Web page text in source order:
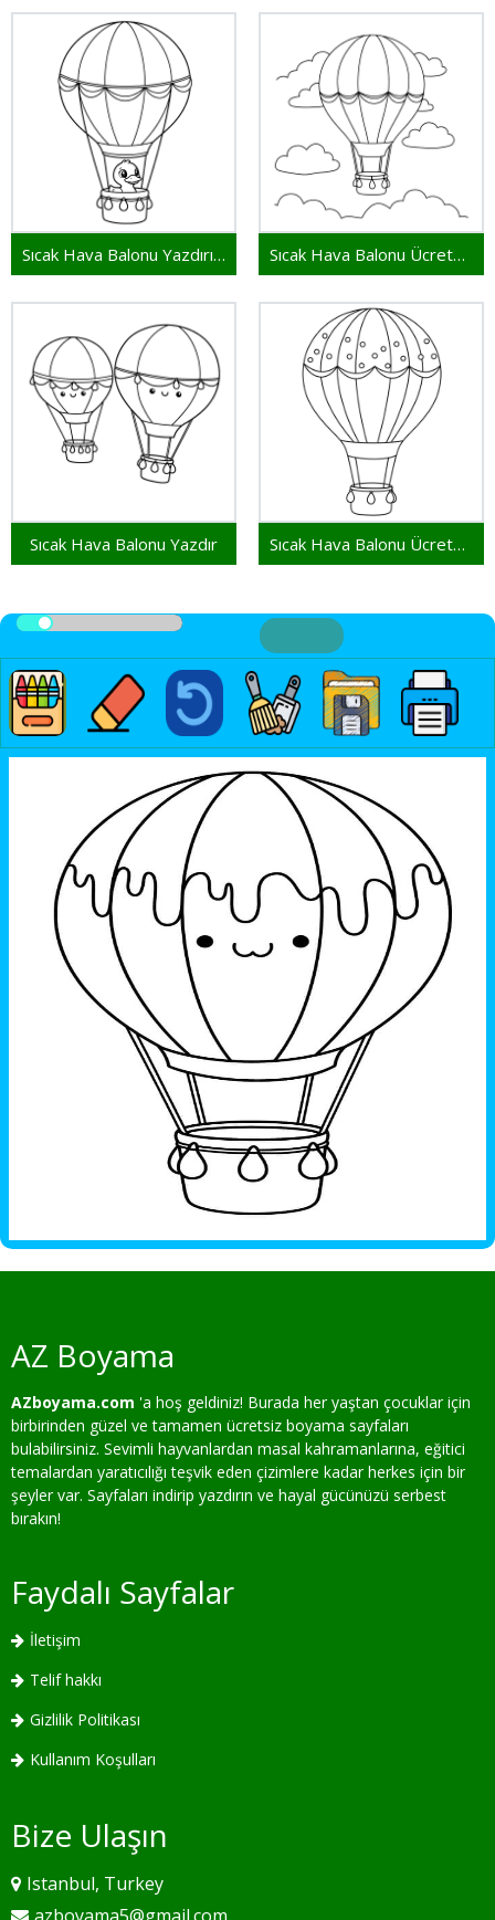
Sıcak Hava Balonu Yazdırılabilir Resim Sıcak Hava Balonu Ücretsiz
Sıcak Hava Balonu Yazdır Sıcak Hava Balonu Ücretsiz Yazdırılabilir
AZ Boyama
AZboyama.com 'a hoş geldiniz! Burada her yaştan çocuklar için
birbirinden güzel ve tamamen ücretsiz boyama sayfaları
bulabilirsiniz. Sevimli hayvanlardan masal kahramanlarına, eğitici
temalardan yaratıcılığı teşvik eden çizimlere kadar herkes için bir
şeyler var. Sayfaları indirip yazdırın ve hayal gücünüzü serbest
bırakın!
Faydalı Sayfalar
İletişim
Telif hakkı
Gizlilik Politikası
Kullanım Koşulları
Bize Ulaşın
Istanbul, Turkey